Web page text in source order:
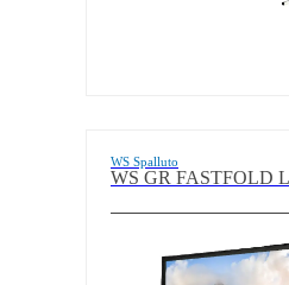
WS Spalluto
WS GR FASTFOLD